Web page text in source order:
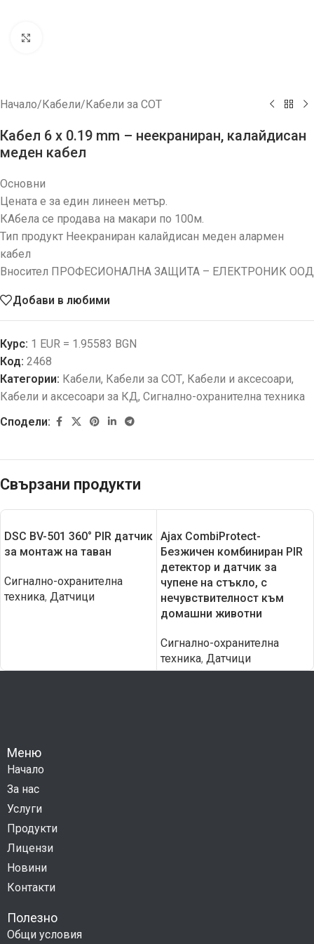
Начало/Кабели/Кабели за СОТ
Кабел 6 x 0.19 mm – неекраниран, калайдисан
меден кабел
Основни
Цената е за един линеен метър.
КАбела се продава на макари по 100м.
Тип продукт Неекраниран калайдисан меден алармен
кабел
Вносител ПРОФЕСИОНАЛНА ЗАЩИТА – ЕЛЕКТРОНИК ООД
Добави в любими
Курс: 1 EUR = 1.95583 BGN
Код: 2468
Категории: Кабели, Кабели за СОТ, Кабели и аксесоари,
Кабели и аксесоари за КД, Сигнално-охранителна техника
Сподели:
Свързани продукти
DSC BV-501 360° PIR датчик
за монтаж на таван
Сигнално-охранителна
техника, Датчици
Ajax CombiProtect-
Безжичен комбиниран PIR
детектор и датчик за
чупене на стъкло, с
нечувствителност към
домашни животни
Сигнално-охранителна
техника, Датчици
Меню
Начало
За нас
Услуги
Продукти
Лицензи
Новини
Контакти
Полезно
Общи условия